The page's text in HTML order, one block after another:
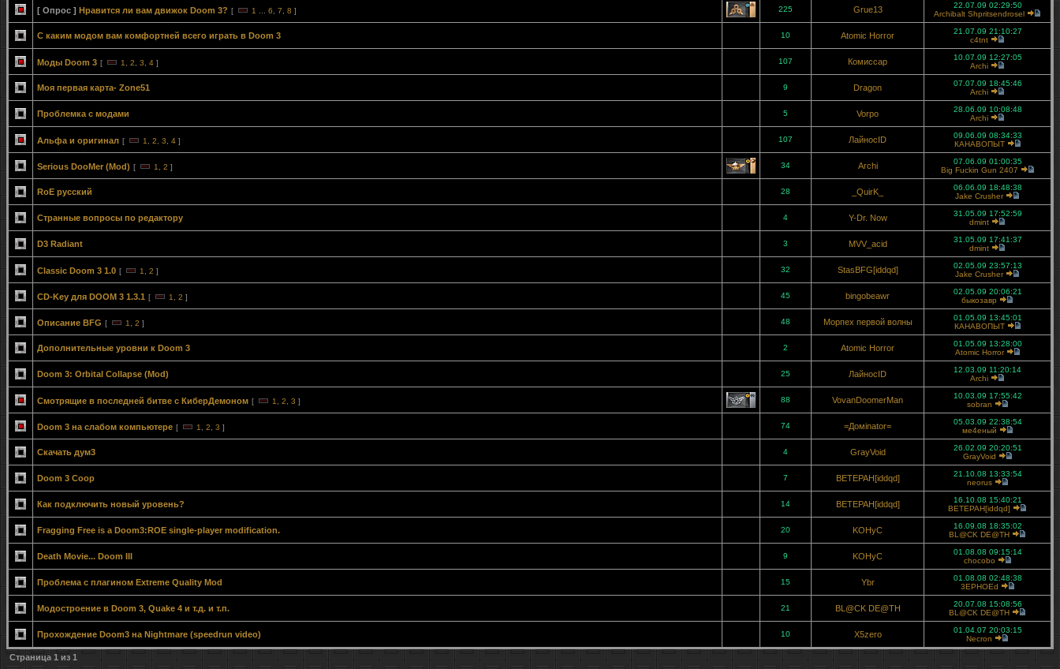
[ Опрос ] Нравится ли вам движок Doom 3? [ 1 6 7 8 ] 225 Grue13
22.07.09 02:29:50
Archibalt Shpritsendrosel
С каким модом вам комфортней всего играть в Doom 3 10 Atomic Horror
21.07.09 21:10:27
c4tnt
Моды Doom 3 [ 1 2 3 4 ] 107 Комиссар
10.07.09 12:27:05
Archi
Моя первая карта- Zone51 9 Dragon
07.07.09 18:45:46
Archi
Проблемка с модами 5 Vorpo
28.06.09 10:08:48
Archi
Альфа и оригинал [ 1 2 3 4 ] 107 ЛайносID
09.06.09 08:34:33
КАНАВОПЫТ
Serious DooMer (Mod) [ 1 2 ] 34 Archi
07.06.09 01:00:35
Big Fuckin Gun 2407
RoE русский 28 _QuirK_
06.06.09 18:48:38
Jake Crusher
Странные вопросы по редактору 4 Y-Dr. Now
31.05.09 17:52:59
dmint
D3 Radiant 3 MVV_acid
31.05.09 17:41:37
dmint
Classic Doom 3 1.0 [ 1 2 ] 32 StasBFG[iddqd]
02.05.09 23:57:13
Jake Crusher
CD-Key для DOOM 3 1.3.1 [ 1 2 ] 45 bingobeawr
02.05.09 20:06:21
быкозавр
Описание BFG [ 1 2 ] 48 Морпех первой волны
01.05.09 13:45:01
КАНАВОПЫТ
Дополнительные уровни к Doom 3 2 Atomic Horror
01.05.09 13:28:00
Atomic Horror
Doom 3: Orbital Collapse (Mod) 25 ЛайносID
12.03.09 11:20:14
Archi
Смотрящие в последней битве с КиберДемоном [ 1 2 3 ] 88 VovanDoomerMan
10.03.09 17:55:42
sobran
Doom 3 на слабом компьютере [ 1 2 3 ] 74 =Домinator=
05.03.09 22:38:54
ме4еный
Скачать дум3 4 GrayVoid
26.02.09 20:20:51
GrayVoid
Doom 3 Coop 7 BETEPAH[iddqd]
21.10.08 13:33:54
neorus
Как подключить новый уровень? 14 BETEPAH[iddqd]
16.10.08 15:40:21
BETEPAH[iddqd]
Fragging Free is a Doom3:ROE single-player modification. 20 KOHyC
16.09.08 18:35:02
BL@CK DE@TH
Death Movie... Doom III 9 KOHyC
01.08.08 09:15:14
chocobo
Проблема с плагином Extreme Quality Mod 15 Ybr
01.08.08 02:48:38
3EPHOEd
Модостроение в Doom 3, Quake 4 и т.д. и т.п. 21 BL@CK DE@TH
20.07.08 15:08:56
BL@CK DE@TH
Прохождение Doom3 на Nightmare (speedrun video) 10 X5zero
01.04.07 20:03:15
Necron
Страница 1 из 1